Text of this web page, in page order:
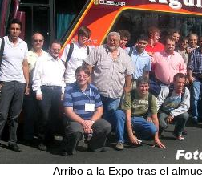
Arribo a la Expo tras el